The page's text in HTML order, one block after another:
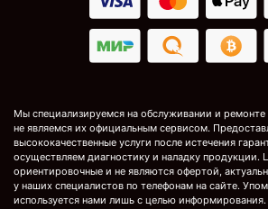
Мы специализируемся на обслуживании и ремонте
не являемся их официальным сервисом.
высококачественные услуги после истечения
осуществляем диагностику и наладку продукции.
ориентировочные и не являются офертой,
у наших специалистов по телефонам на сайте.
используется нами лишь с целью информирования.